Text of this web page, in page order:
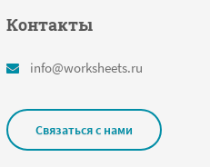
Контакты
info@worksheets.ru
Связаться с нами